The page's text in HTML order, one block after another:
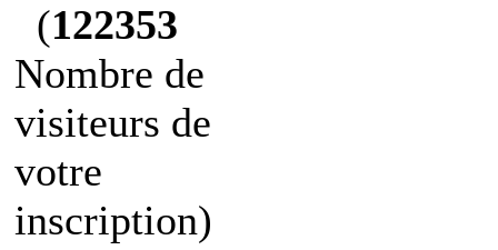
(122353
Nombre de
visiteurs de
votre
inscription)